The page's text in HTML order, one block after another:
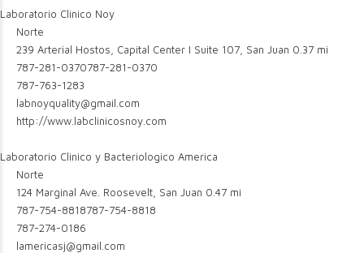
Laboratorio Clinico Noy
Norte
239 Arterial Hostos, Capital Center I Suite 107, San Juan 0.37 mi
787-281-0370787-281-0370
787-763-1283
labnoyquality@gmail.com
http://www.labclinicosnoy.com
Laboratorio Clinico y Bacteriologico America
Norte
124 Marginal Ave. Roosevelt, San Juan 0.47 mi
787-754-8818787-754-8818
787-274-0186
lamericasj@gmail.com